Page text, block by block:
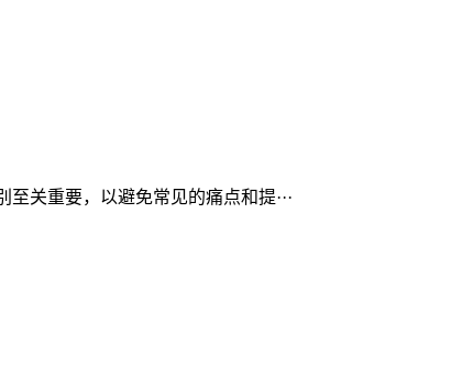
关重要，以避免常见的痛点和提···